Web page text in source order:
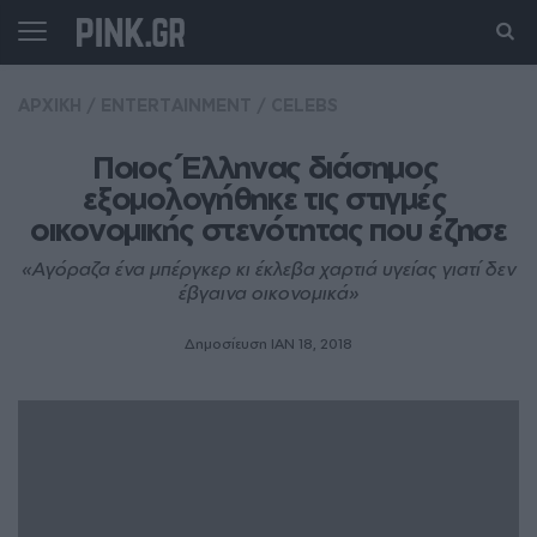
Ποιος Έλληνας διάσημος
εξομολογήθηκε τις στιγμές
οικονομικής στενότητας που έζησε
«Αγόραζα ένα μπέργκερ κι έκλεβα χαρτιά υγείας γιατί δεν
έβγαινα οικονομικά»
Δημοσίευση ΙΑΝ 18, 2018